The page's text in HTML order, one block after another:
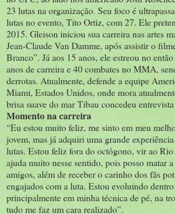
23 lutas na organização. Seu foco é
lutas no evento, Tito Ortiz, com 27. Ele
2015. Gleison iniciou sua carreira nas artes
Jean-Claude Van Damme, após assistir o
Branco”. Já aos 15 anos, ele estreou no
anos de carreira e 40 combates no MMA,
derrotas. Atualmente, defende a equipe
Miami, Estados Unidos, onde mora
brisa suave do mar Tibau concedeu
Momento na carreira
“Eu estou muito feliz, me sinto em meu
jovem, mas já adquiri uma grande
lutas. Estou feliz fora do octógono, vir ao
ajuda muito nesse sentido, pois posso matar
amigos, além de receber o carinho dos fãs
engajados com a luta. Estou evoluindo
principalmente em minha técnica de pé, na
tudo me faz um cara realizado”.